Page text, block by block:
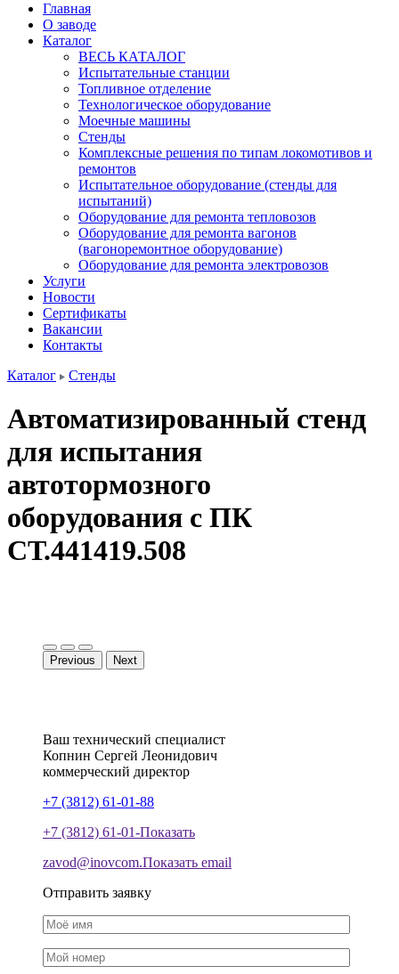
Главная
О заводе
Каталог
ВЕСЬ КАТАЛОГ
Испытательные станции
Топливное отделение
Технологическое оборудование
Моечные машины
Стенды
Комплексные решения по типам локомотивов и
ремонтов
Испытательное оборудование (стенды для
испытаний)
Оборудование для ремонта тепловозов
Оборудование для ремонта вагонов
(вагоноремонтное оборудование)
Оборудование для ремонта электровозов
Услуги
Новости
Сертификаты
Вакансии
Контакты
Каталог
Стенды
Автоматизированный стенд
для испытания
автотормозного
оборудования с ПК
СТ.441419.508
Previous Next
Ваш технический специалист
Копнин Сергей Леонидович
коммерческий директор
+7 (3812) 61-01-88
+7 (3812) 61-01-Показать
zavod@inovcom.Показать email
Отправить заявку